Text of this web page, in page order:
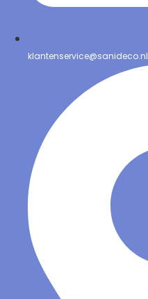
klantenservice@sanideco.nl